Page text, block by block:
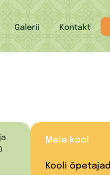
Galerii Kontakt
Meie kool
Kooli õpetajad